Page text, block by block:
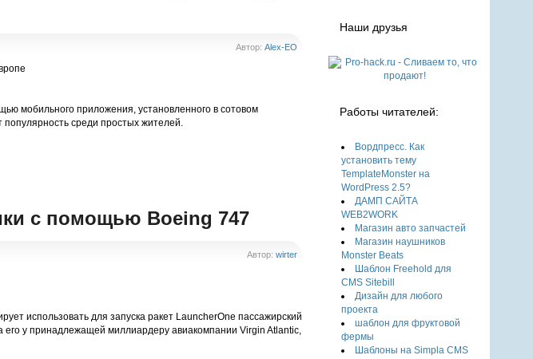
Автор:Alex-EO
мобильного приложения, установленного в сотовом
среди простых жителей.
с помощью Boeing 747
Автор:wirter
использовать для запуска ракет LauncherOne пассажирский
у принадлежащей миллиардеру авиакомпании Virgin Atlantic,
Наши друзья
Работы читателей:
Вордпресс. Как
установить тему
TemplateMonster на
WordPress 2.5?
ДАМП САЙТА
WEB2WORK
Магазин авто запчастей
Магазин наушников
Monster Beats
Шаблон Freehold для
CMS Sitebill
Дизайн для любого
проекта
шаблон для фруктовой
фермы
Шаблоны на Simpla CMS